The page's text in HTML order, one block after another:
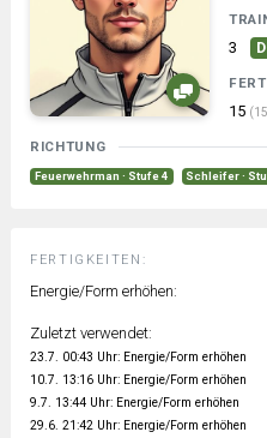
3
15
RICHTUNG
Feuerwehrman · Stufe 4 Schleifer ·
FERTIGKEITEN:
Energie/Form erhöhen:
Zuletzt verwendet:
23.7. 00:43 Uhr: Energie/Form erhöhen
10.7. 13:16 Uhr: Energie/Form erhöhen
9.7. 13:44 Uhr: Energie/Form erhöhen
29.6. 21:42 Uhr: Energie/Form erhöhen